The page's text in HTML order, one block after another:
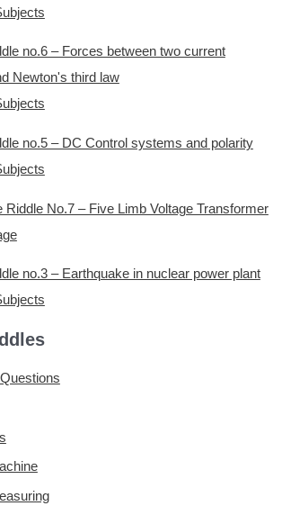
no.6 – Forces between two current
Newton's third law
no.5 – DC Control systems and polarity
Riddle No.7 – Five Limb Voltage Transformer
no.3 – Earthquake in nuclear power plant